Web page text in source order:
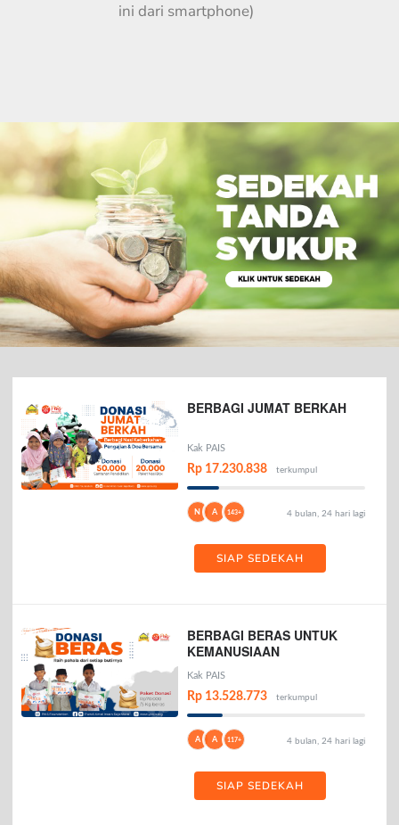
ini dari smartphone)
BERBAGI JUMAT BERKAH
Kak PAIS
Rp 17.230.838 terkumpul
N A 143+ 4 bulan, 24 hari lagi
SIAP SEDEKAH
BERBAGI BERAS UNTUK
KEMANUSIAAN
Kak PAIS
Rp 13.528.773 terkumpul
A A 117+ 4 bulan, 24 hari lagi
SIAP SEDEKAH